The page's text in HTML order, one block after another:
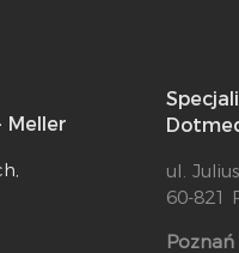
Meller
ul.
60-821
Poznań